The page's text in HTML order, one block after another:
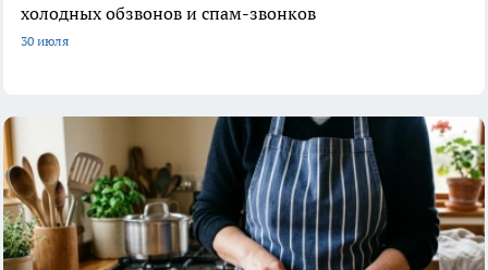
холодных обзвонов и спам-звонков
30 июля